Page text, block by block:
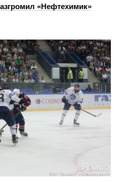
«Нефтехимик»